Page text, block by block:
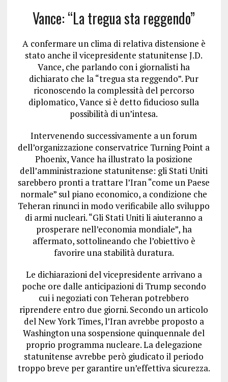
Vance: “La tregua sta reggendo”
A confermare un clima di relativa distensione è
stato anche il vicepresidente statunitense J.D.
Vance, che parlando con i giornalisti ha
dichiarato che la “tregua sta reggendo”. Pur
riconoscendo la complessità del percorso
diplomatico, Vance si è detto fiducioso sulla
possibilità di un’intesa.
Intervenendo successivamente a un forum
dell’organizzazione conservatrice Turning Point a
Phoenix, Vance ha illustrato la posizione
dell’amministrazione statunitense: gli Stati Uniti
sarebbero pronti a trattare l’Iran “come un Paese
normale” sul piano economico, a condizione che
Teheran rinunci in modo verificabile allo sviluppo
di armi nucleari. “Gli Stati Uniti li aiuteranno a
prosperare nell’economia mondiale”, ha
affermato, sottolineando che l’obiettivo è
favorire una stabilità duratura.
Le dichiarazioni del vicepresidente arrivano a
poche ore dalle anticipazioni di Trump secondo
cui i negoziati con Teheran potrebbero
riprendere entro due giorni. Secondo un articolo
del New York Times, l’Iran avrebbe proposto a
Washington una sospensione quinquennale del
proprio programma nucleare. La delegazione
statunitense avrebbe però giudicato il periodo
troppo breve per garantire un’effettiva sicurezza.